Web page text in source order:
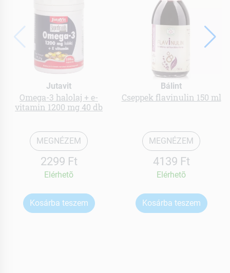
Jutavit
Omega-3 halolaj + e-
vitamin 1200 mg 40 db
MEGNÉZEM
2299 Ft
Elérhetõ
Kosárba teszem
Bálint
Cseppek flavinulin 150 ml
MEGNÉZEM
4139 Ft
Elérhetõ
Kosárba teszem